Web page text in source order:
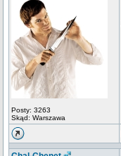
Posty: 3263
Skąd: Warszawa